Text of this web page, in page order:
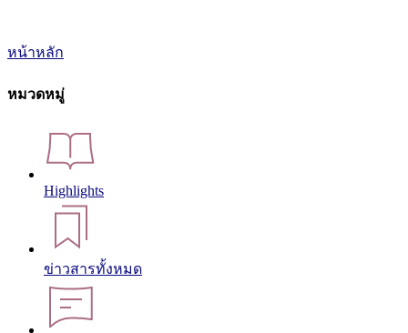
หน้าหลัก
หมวดหมู่
Highlights
ข่าวสารทั้งหมด